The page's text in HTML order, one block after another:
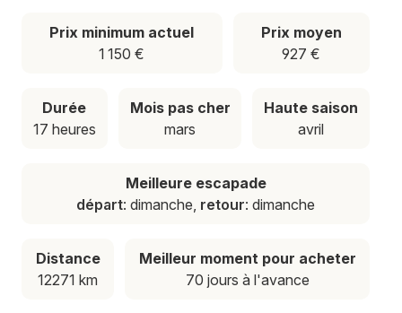
Prix minimum actuel
1 150 €
Prix moyen
927 €
Durée
17 heures
Mois pas cher
mars
Haute saison
avril
Meilleure escapade
départ: dimanche, retour: dimanche
Distance
12271 km
Meilleur moment pour acheter
70 jours à l'avance